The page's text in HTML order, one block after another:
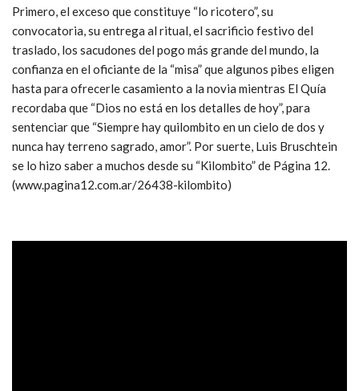
Primero, el exceso que constituye “lo ricotero”, su
convocatoria, su entrega al ritual, el sacrificio festivo del
traslado, los sacudones del pogo más grande del mundo, la
confianza en el oficiante de la “misa” que algunos pibes eligen
hasta para ofrecerle casamiento a la novia mientras El Quía
recordaba que “Dios no está en los detalles de hoy”, para
sentenciar que “Siempre hay quilombito en un cielo de dos y
nunca hay terreno sagrado, amor”. Por suerte, Luis Bruschtein
se lo hizo saber a muchos desde su “Kilombito” de Página 12.
(www.pagina12.com.ar/26438-kilombito)